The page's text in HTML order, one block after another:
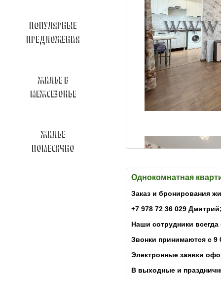
Однокомнатная
Заказ и бронирования
+7 978 72 36 029
Наши сотрудники
Звонки принимаются с 9
Электронные заявки
В выходные и
ПОПУЛЯРНЫЕ
ПРЕДЛОЖЕНИЯ
ЖИЛЬЕ В
МЕЖСЕЗОНЬЕ
ЖИЛЬЕ
ПОМЕСЯЧНО